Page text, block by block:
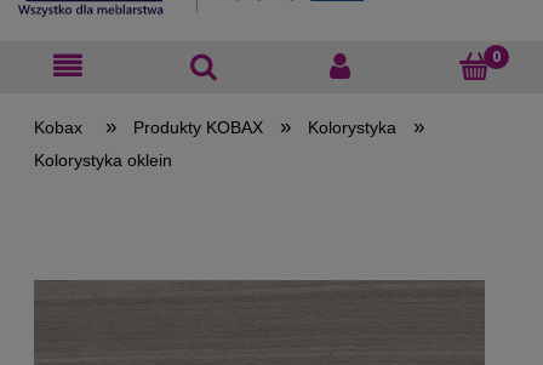
» Produkty KOBAX » Kolorystyka »
Kolorystyka oklein